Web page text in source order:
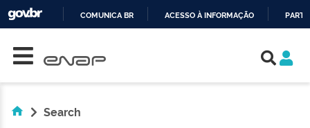
COMUNICA BR ACESSO À INFORMAÇÃO
Search